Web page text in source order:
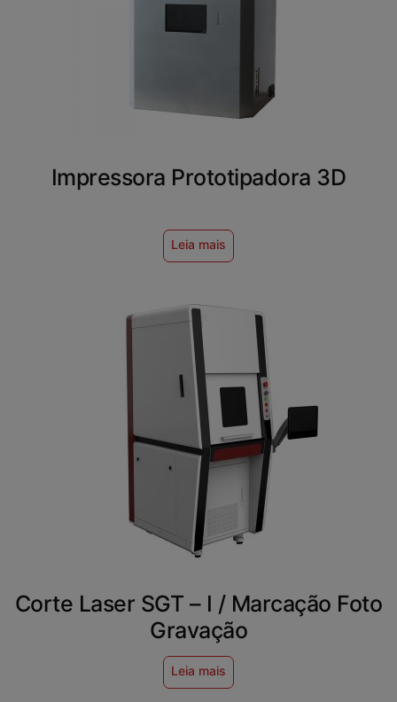
Impressora Prototipadora 3D
Leia mais
Corte Laser SGT – I / Marcação Foto
Gravação
Leia mais